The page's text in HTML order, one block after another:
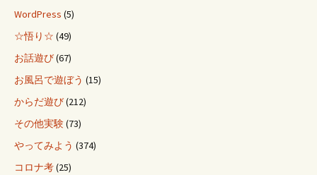
WordPress (5)
☆悟り☆ (49)
お話遊び(67)
お風呂で遊ぼう (15)
からだ遊び(212)
その他実験(73)
やってみよう (374)
コロナ考(25)